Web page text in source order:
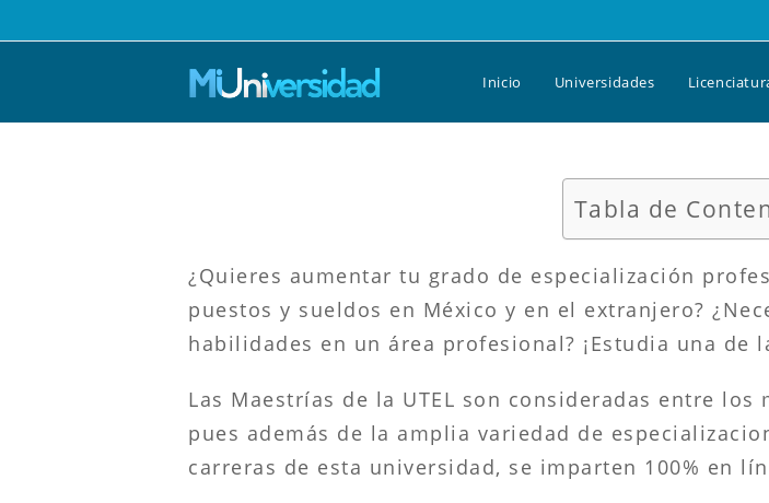
al
Inicio Universidades
Tabla de
¿Quieres aumentar tu grado de especialización
puestos y sueldos en México y en el extranjero?
habilidades en un área profesional? ¡Estudia una de
Las Maestrías de la UTEL son consideradas entre
pues además de la amplia variedad de
carreras de esta universidad, se imparten 100% en